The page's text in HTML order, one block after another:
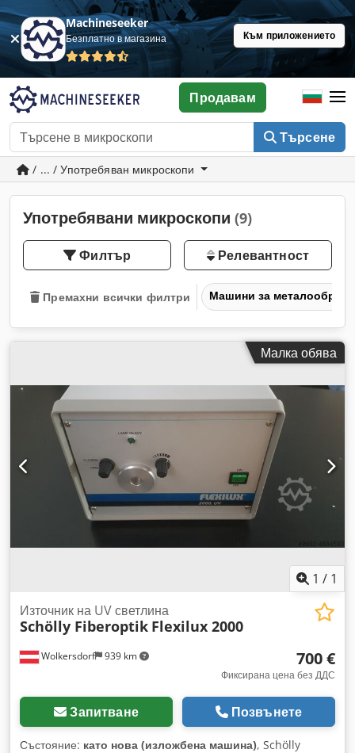
Machineseeker
Безплатно в магазина Към приложението
Търсене
Продавам
/ ... / Употребяван микроскопи
Употребявани микроскопи (9)
Филтър Релевантност
Премахни всички филтри Машини за
Малка обява
1 / 1
Wolkersdorf 939 km
Източник на UV светлина
Schölly Fiberoptik Flexilux 2000
700 €
Фиксирана цена без ДДС
Запитване Позвънете
Състояние: като нова (изложбена машина), Schölly